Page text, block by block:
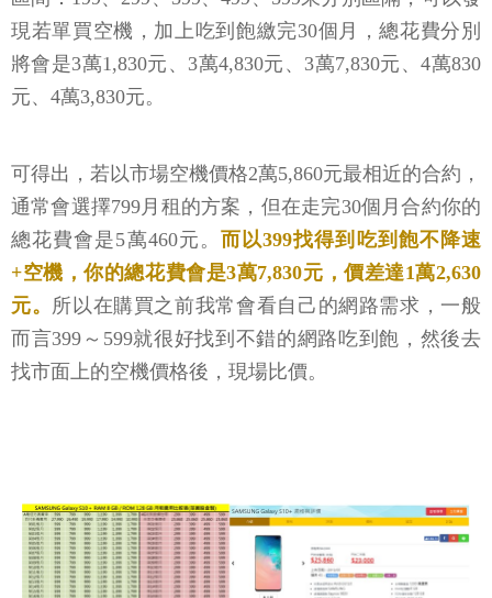
現若單買空機，加上吃到飽繳完30個月，總花費分別
將會是3萬1,830元、3萬4,830元、3萬7,830元、4萬830
元、4萬3,830元。
可得出，若以市場空機價格2萬5,860元最相近的合約，
通常會選擇799月租的方案，但在走完30個月合約你的
總花費會是5萬460元。 而以399找得到吃到飽不降速
+空機，你的總花費會是3萬7,830元，價差達1萬2,630
元。 所以在購買之前我常會看自己的網路需求，一般
而言399～599就很好找到不錯的網路吃到飽，然後去
找市面上的空機價格後，現場比價。